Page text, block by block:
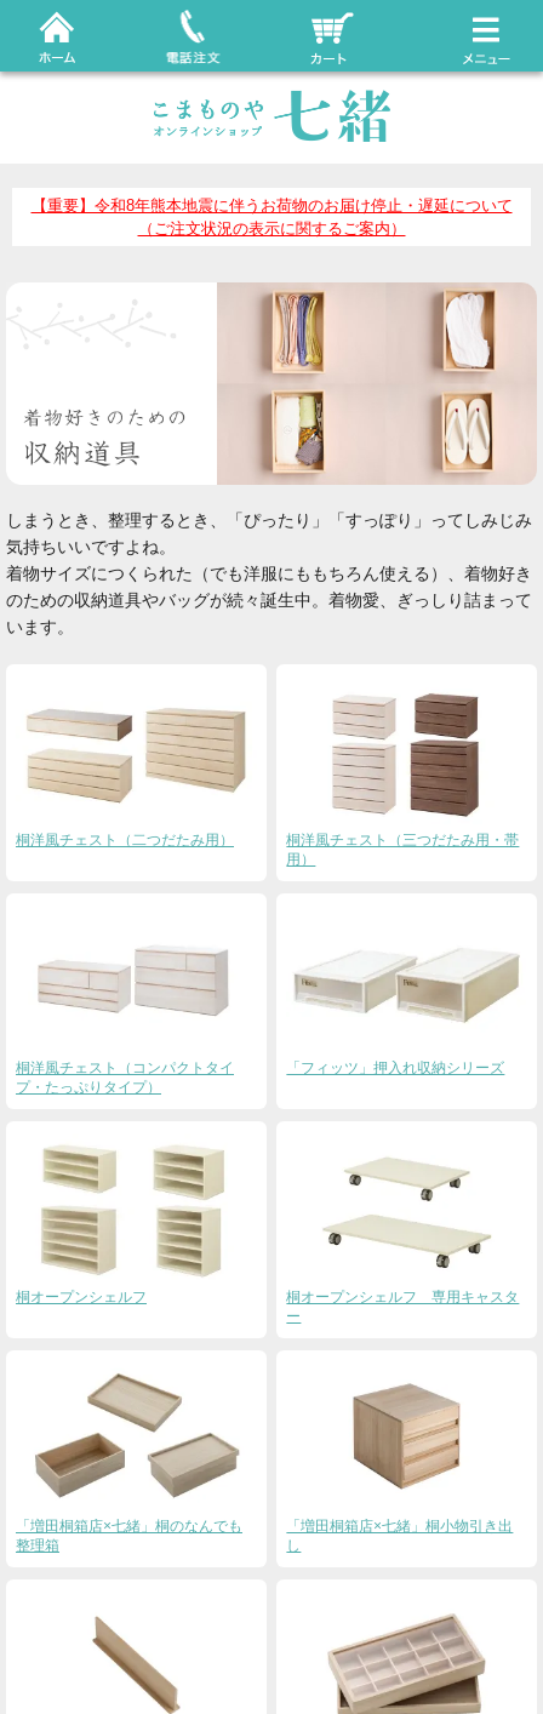
【重要】令和8年熊本地震に伴うお荷物のお届け停止・遅延について
（ご注文状況の表示に関するご案内）
しまうとき、整理するとき、「ぴったり」「すっぽり」ってしみじみ
気持ちいいですよね。
着物サイズにつくられた（でも洋服にももちろん使える）、着物好き
のための収納道具やバッグが続々誕生中。着物愛、ぎっしり詰まって
います。
桐洋風チェスト（二つだたみ用）
桐洋風チェスト（三つだたみ用・帯
用）
桐洋風チェスト（コンパクトタイ
プ・たっぷりタイプ）
「フィッツ」押入れ収納シリーズ
桐オープンシェルフ
桐オープンシェルフ 専用キャスタ
ー
「増田桐箱店×七緒」桐のなんでも
整理箱
「増田桐箱店×七緒」桐小物引き出
し